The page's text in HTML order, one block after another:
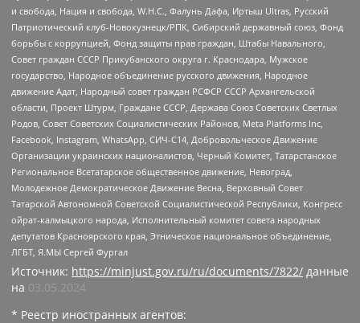
и свобода, Нация и свобода, W.H.С., Фалунь Дафа, Иртыш Ultras, Русский
Патриотический клуб-Новокузнецк/РПК, Сибирский державный союз, Фонд
борьбы с коррупцией, Фонд защиты прав граждан, Штабы Навального,
Совет граждан СССР Прикубанского округа г. Краснодара, Мужское
государство, Народное объединение русского движения, Народное
движение Адат, Народный совет граждан РСФСР СССР Архангельской
области, Проект Штурм, Граждане СССР, Держава Союз Советских Светлых
Родов, Совет Советских Социалистических Районов, Meta Platforms Inc,
Facebook, Instagram, WhatsApp, СИЧ-С14, Добровольческое Движение
Организации украинских националистов, Черный Комитет, Татарстанское
Региональное Всетатарское общественное движение, Невоград,
Молодежное Демократическое Движение Весна, Верховный Совет
Татарской Автономной Советской Социалистической Республики, Конгресс
ойрат-калмыцкого народа, Исполнительный комитет совета народных
депутатов Красноярского края, Этническое национальное объединение,
ЛГБТ, Я.МЫ Сергей Фургал
Источник: https://minjust.gov.ru/ru/documents/7822/ данные
на 03.05.2024
* Реестр иностранных агентов: